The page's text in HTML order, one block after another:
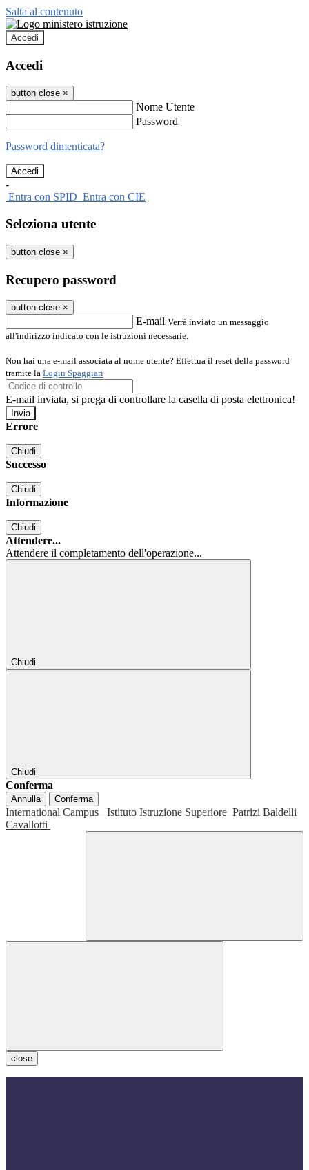
Salta al contenuto
Accedi
Accedi
button close ×
Nome Utente
Password
Password dimenticata?
-
Entra con SPID Entra con CIE
Seleziona utente
button close ×
Recupero password
button close ×
E-mail Verrà inviato un messaggio
all'indirizzo indicato con le istruzioni necessarie.
Non hai una e-mail associata al nome utente? Effettua il reset della password
tramite la Login Spaggiari
E-mail inviata, si prega di controllare la casella di posta elettronica!
Errore
Chiudi
Successo
Chiudi
Informazione
Chiudi
Attendere...
Attendere il completamento dell'operazione...
Chiudi
Chiudi
Conferma
Annulla Conferma
International Campus Istituto Istruzione Superiore Patrizi Baldelli
Cavallotti
close